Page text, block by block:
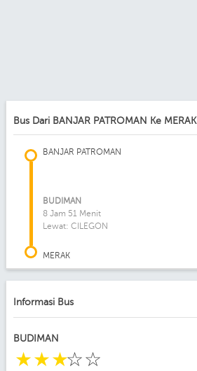
Bus Dari BANJAR PATROMAN Ke MERAK
BANJAR PATROMAN
BUDIMAN
8 Jam 51 Menit
Lewat: CILEGON
MERAK
Informasi Bus
BUDIMAN
☆
☆
☆
☆
☆